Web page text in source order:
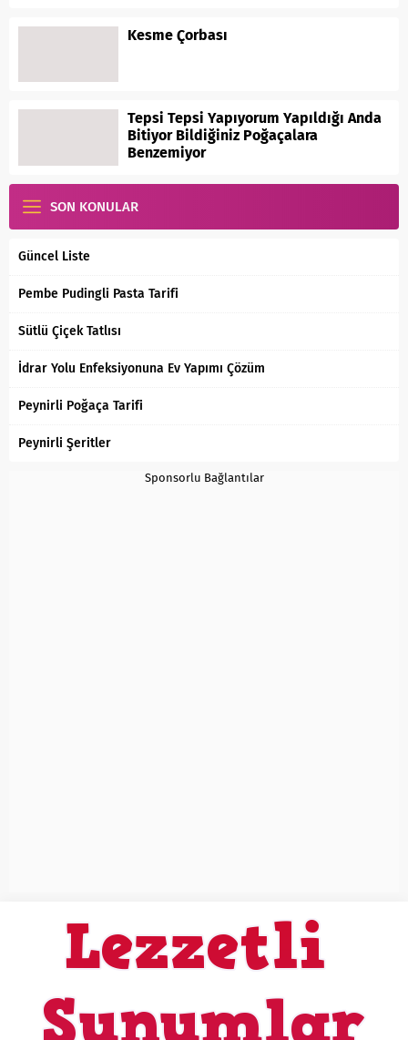
Kesme Çorbası
Tepsi Tepsi Yapıyorum Yapıldığı Anda
Bitiyor Bildiğiniz Poğaçalara
Benzemiyor
SON KONULAR
Güncel Liste
Pembe Pudingli Pasta Tarifi
Sütlü Çiçek Tatlısı
İdrar Yolu Enfeksiyonuna Ev Yapımı Çözüm
Peynirli Poğaça Tarifi
Peynirli Şeritler
Sponsorlu Bağlantılar